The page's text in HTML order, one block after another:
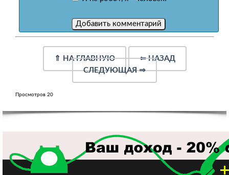
⇑ НА ГЛАВНУЮ ⇐НАЗАД
СЛЕДУЮЩАЯ⇒
Просмотров 20